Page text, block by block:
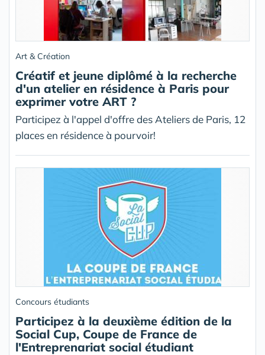
Art & Création
Créatif et jeune diplômé à la recherche
d'un atelier en résidence à Paris pour
exprimer votre ART ?
Participez à l'appel d'offre des Ateliers de Paris, 12
places en résidence à pourvoir!
Concours étudiants
Participez à la deuxième édition de la
Social Cup, Coupe de France de
l'Entreprenariat social étudiant